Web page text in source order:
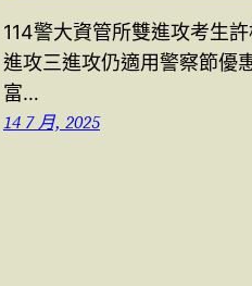
114警大資管所雙進攻考生
進攻三進攻仍適用警察節優
富…
14 7 月, 2025